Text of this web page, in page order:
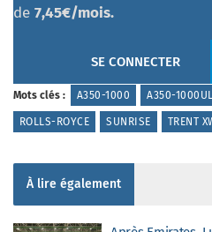
de 7,45€/mois.
SE CONNECTER
Mots clés : A350-1000 A350-
ROLLS-ROYCE SUNRISE TRENT
À lire également